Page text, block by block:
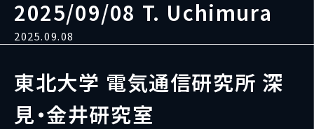
2025/09/08 T. Uchimura
2025.09.08
東北大学 電気通信研究所 深
見・金井研究室